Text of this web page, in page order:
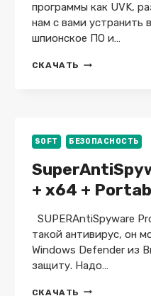
программы как UVK,
нам с вами устранить
шпионское ПО и…
СКАЧАТЬ SOS
SOFT БЕЗОПАСНОСТЬ
+ x64 +
SUPERAntiSpyware
такой антивирус, он
Windows Defender из
защиту. Надо…
СКАЧАТЬ